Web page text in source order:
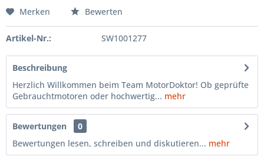
Merken Bewerten
Artikel-Nr.: SW1001277
Beschreibung
Herzlich Willkommen beim Team MotorDoktor! Ob geprüfte
Gebrauchtmotoren oder hochwertig... mehr
Bewertungen
0
Bewertungen lesen, schreiben und diskutieren... mehr